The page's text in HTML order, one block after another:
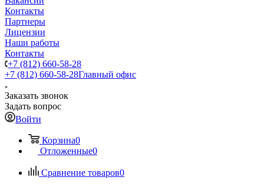
Контакты
Партнеры
Лицензии
Наши работы
Контакты
+7 (812) 660-58-28
+7 (812) 660-58-28Главный офис
Заказать звонок
Задать вопрос
Войти
Корзина0
Отложенные0
Сравнение товаров0